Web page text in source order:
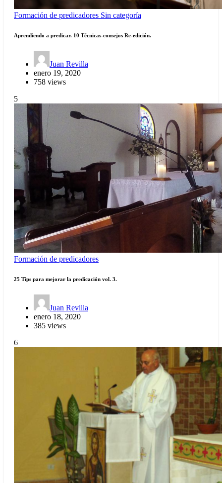
Formación de predicadores Sin categoría
Aprendiendo a predicar. 10 Técnicas-consejos Re-edición.
Juan Revilla
enero 19, 2020
758 views
5
Formación de predicadores
25 Tips para mejorar la predicación vol. 3.
Juan Revilla
enero 18, 2020
385 views
6